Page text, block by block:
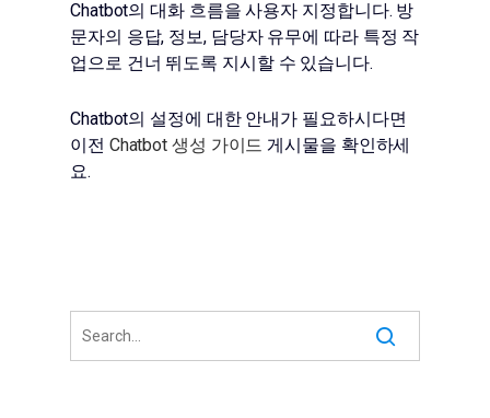
Chatbot의 대화 흐름을 사용자 지정합니다. 방
문자의 응답, 정보, 담당자 유무에 따라 특정 작
업으로 건너 뛰도록 지시할 수 있습니다.
Chatbot의 설정에 대한 안내가 필요하시다면
이전 Chatbot 생성 가이드 게시물을 확인하세
요.